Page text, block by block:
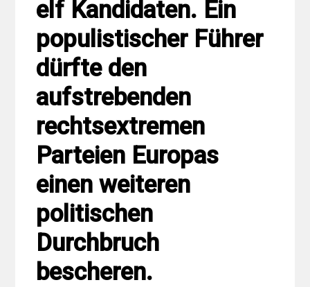
elf Kandidaten. Ein
populistischer Führer
dürfte den
aufstrebenden
rechtsextremen
Parteien Europas
einen weiteren
politischen
Durchbruch
bescheren.